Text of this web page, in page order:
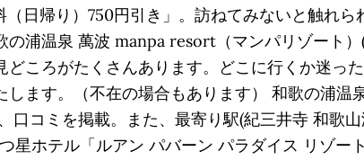
日帰り）750円引き」。訪ねてみないと触れら
浦温泉 萬波 manpa resort（マンパリゾート
ころがたくさんあります。どこに行くか迷っ
ます。（不在の場合もあります） 和歌の浦
コミを掲載。また、最寄り駅(紀三井寺 和歌
ホテル「ルアン パバーン パラダイス リゾー